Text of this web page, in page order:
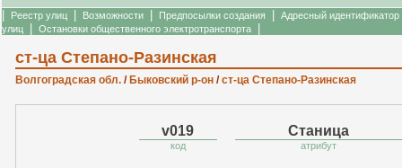
Реестр улиц Возможности Предпосылки создания
Адресный идентификатор
улиц
Остановки общественного электротранспорта
ст-ца Степано-Разинская
Волгоградская обл. / Быковский р-он /ст-ца Степано-Разинская
v019 Станица
код атрибут